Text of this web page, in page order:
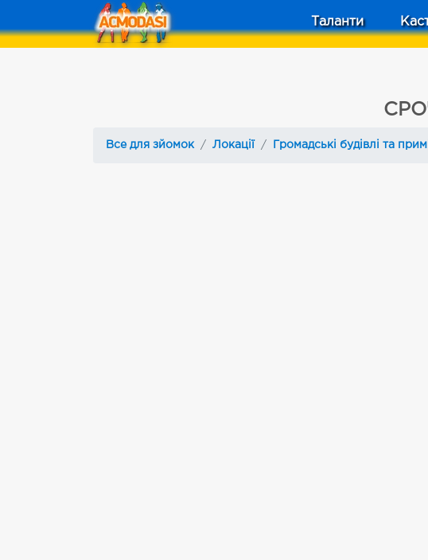
Таланти
Все для зйомок Локації Громадські будівлі та